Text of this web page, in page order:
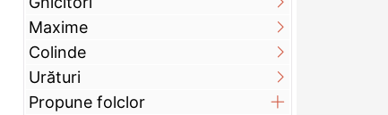
Maxime
Colinde
Urături
Propune folclor